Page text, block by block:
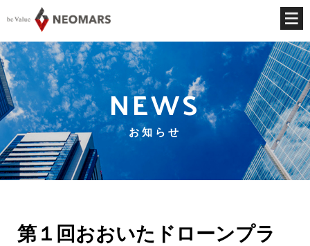
NEWS
お知らせ
第１回おおいたドローンプラ